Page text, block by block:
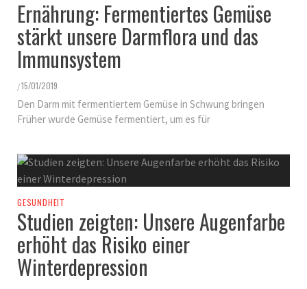
Ernährung: Fermentiertes Gemüse
stärkt unsere Darmflora und das
Immunsystem
/15/01/2019
Den Darm mit fermentiertem Gemüse in Schwung bringen
Früher wurde Gemüse fermentiert, um es für
GESUNDHEIT
Studien zeigten: Unsere Augenfarbe
erhöht das Risiko einer
Winterdepression